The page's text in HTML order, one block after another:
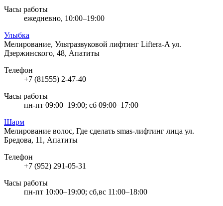
Часы работы
ежедневно, 10:00–19:00
Улыбка
Мелирование, Ультразвуковой лифтинг Liftera-A ул.
Дзержинского, 48, Апатиты
Телефон
+7 (81555) 2-47-40
Часы работы
пн-пт 09:00–19:00; сб 09:00–17:00
Шарм
Мелирование волос, Где сделать smas-лифтинг лица ул.
Бредова, 11, Апатиты
Телефон
+7 (952) 291-05-31
Часы работы
пн-пт 10:00–19:00; сб,вс 11:00–18:00